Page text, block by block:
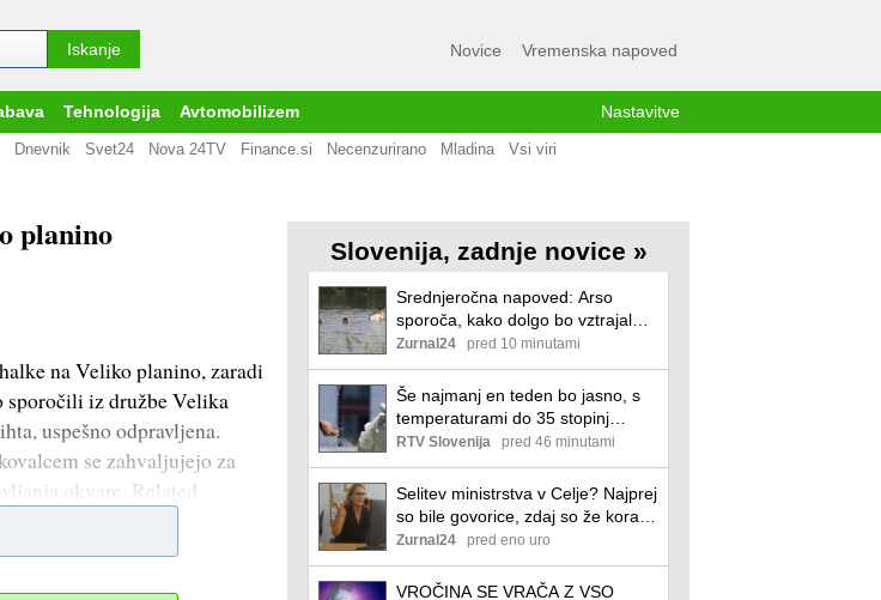
Novice Vremenska napoved
Tehnologija Avtomobilizem Nastavitve
Dnevnik Svet24 Nova 24TV Finance.si Necenzurirano Mladina Vsi viri
planino
na Veliko planino, zaradi
sporočili iz družbe Velika
uspešno odpravljena.
se zahvaljujejo za
okvare. Related
Slovenija, zadnje novice »
Srednjeročna napoved: Arso
sporoča, kako dolgo bo vztrajal
novi vročinski val
Zurnal24 pred 10 minutami
Še najmanj en teden bo jasno, s
temperaturami do 35 stopinj
Celzija in brez večjih padavin
RTV Slovenija pred 46 minutami
Selitev ministrstva v Celje? Najprej
so bile govorice, zdaj so že korak
dlje!
Zurnal24 pred eno uro
VROČINA SE VRAČA Z VSO